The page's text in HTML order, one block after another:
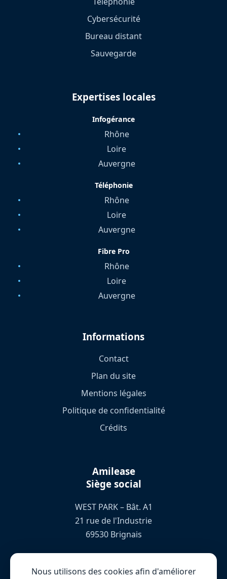
Cybersécurité
Bureau distant
Sauvegarde
Expertises locales
Infogérance
Rhône
Loire
Auvergne
Téléphonie
Rhône
Loire
Auvergne
Fibre Pro
Rhône
Loire
Auvergne
Informations
Contact
Plan du site
Mentions légales
Politique de confidentialité
Crédits
Amilease
Siège social
WEST PARK – Bât. A1
21 rue de l'Industrie
69530 Brignais
Nous utilisons des cookies afin d'améliorer